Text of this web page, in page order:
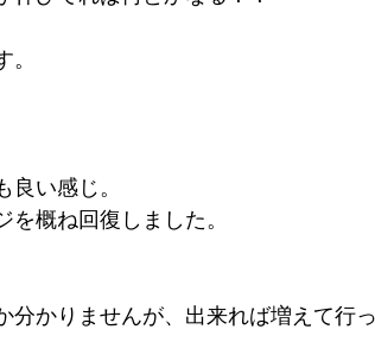
良い感じ。
を概ね回復しました。
分かりませんが、出来れば増えて行